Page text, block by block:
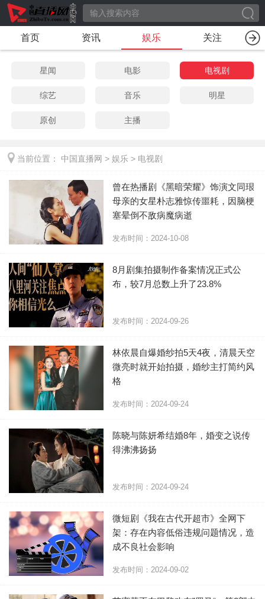
首页 资讯 娱乐 关注
星闻 电影 电视剧
综艺 音乐 明星
原创 主播
当前位置： 中国直播网 > 娱乐 > 电视剧
曾在热播剧《黑暗荣耀》饰演文同珢
母亲的女星朴志雅惊传噩耗，因脑梗
塞晕倒不敌病魔病逝
发布时间：2024-10-08
8月剧集拍摄制作备案情况正式公
布，较7月总数上升了23.8%
发布时间：2024-09-26
林依晨自爆婚纱拍5天4夜，清晨天空
微亮时就开始拍摄，婚纱主打简约风
格
发布时间：2024-09-24
陈晓与陈妍希结婚8年，婚变之说传
得沸沸扬扬
发布时间：2024-09-24
微短剧《我在古代开超市》全网下
架：存在内容低俗违规问题情况，造
成不良社会影响
发布时间：2024-09-02